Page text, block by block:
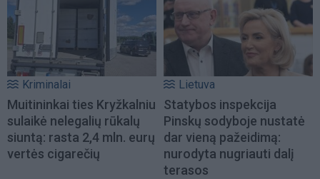
Kriminalai
Muitininkai ties Kryžkalniu
sulaikė nelegalių rūkalų
siuntą: rasta 2,4 mln. eurų
vertės cigarečių
Lietuva
Statybos inspekcija
Pinskų sodyboje nustatė
dar vieną pažeidimą:
nurodyta nugriauti dalį
terasos